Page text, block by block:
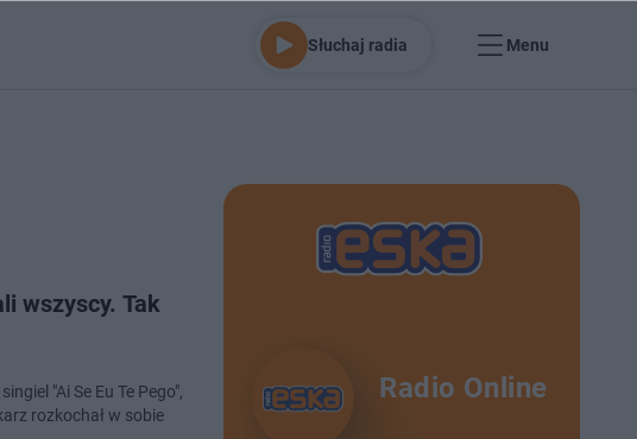
Słuchaj radia Menu
wszyscy. Tak
"Ai Se Eu Te Pego",
rozkochał w sobie
Radio Online